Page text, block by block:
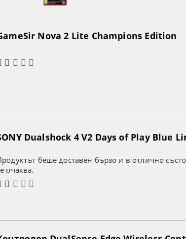
Nova 2 Lite Champions Edition
Dualshock 4 V2 Days of Play Blue
беше доставен бързо и в отлично
очаква.